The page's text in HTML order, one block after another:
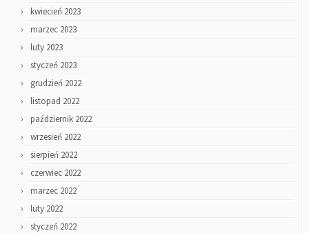
kwiecień 2023
marzec 2023
luty 2023
styczeń 2023
grudzień 2022
listopad 2022
październik 2022
wrzesień 2022
sierpień 2022
czerwiec 2022
marzec 2022
luty 2022
styczeń 2022